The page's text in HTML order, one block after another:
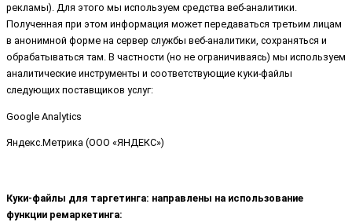
рекламы). Для этого мы используем средства веб-аналитики.
Полученная при этом информация может передаваться третьим лицам
в анонимной форме на сервер службы веб-аналитики, сохраняться и
обрабатываться там. В частности (но не ограничиваясь) мы используем
аналитические инструменты и соответствующие куки-файлы
следующих поставщиков услуг:
Google Analytics
Яндекс.Метрика (ООО «ЯНДЕКС»)
Куки-файлы для таргетинга: направлены на использование
функции ремаркетинга: